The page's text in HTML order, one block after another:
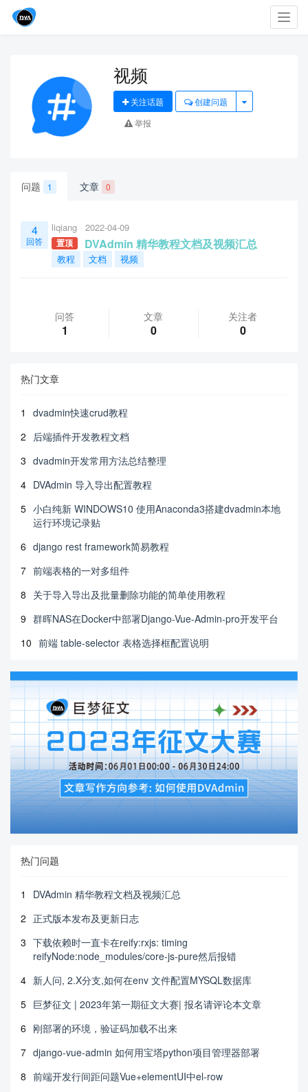
视频
关注话题
创建问题
举报
问题 1 文章 0
4
回答
liqiang 2022-04-09
置顶 DVAdmin 精华教程文档及视频汇总
教程 文档 视频
问答
1
文章
0
关注者
0
热门文章
1
dvadmin快速crud教程
2 后端插件开发教程文档
3 dvadmin开发常用方法总结整理
4 DVAdmin 导入导出配置教程
5 小白纯新 WINDOWS10 使用Anaconda3搭建dvadmin本地
运行环境记录贴
6 django rest framework简易教程
7 前端表格的一对多组件
8 关于导入导出及批量删除功能的简单使用教程
9 群晖NAS在Docker中部署Django-Vue-Admin-pro开发平台
10 前端 table-selector 表格选择框配置说明
热门问题
1
DVAdmin 精华教程文档及视频汇总
2 正式版本发布及更新日志
3 下载依赖时一直卡在reify:rxjs: timing
reifyNode:node_modules/core-js-pure然后报错
4 新人问, 2.X分支,如何在env 文件配置MYSQL数据库
5 巨梦征文 | 2023年第一期征文大赛| 报名请评论本文章
6 刚部署的环境，验证码加载不出来
7 django-vue-admin 如何用宝塔python项目管理器部署
8 前端开发行间距问题Vue+elementUI中el-row